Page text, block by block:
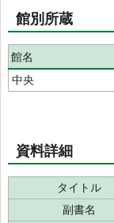
館別所蔵
館名
中央
資料詳細
タイトル
副書名